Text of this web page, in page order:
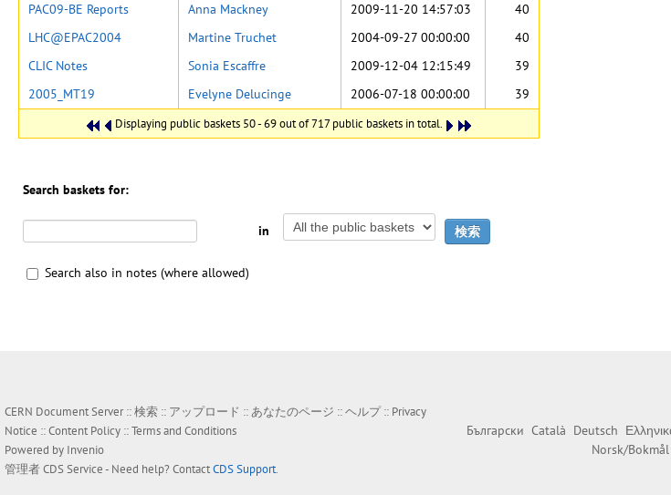
Displaying public baskets 50 - 69 out of 717 public baskets in total.
PAC09-BE Reports
Anna Mackney 2009-11-20 14:57:03
40
LHC@EPAC2004
Martine Truchet 2004-09-27 00:00:00
40
CLIC Notes
Sonia Escaffre 2009-12-04 12:15:49
39
2005_MT19
Evelyne Delucinge 2006-07-18 00:00:00 39
Search baskets for:
in
Search also in notes (where allowed)
CERN Document Server ::検索 :: アップロード ::あなたのページ ::ヘルプ:: Privacy
Notice ::Content Policy ::Terms and Conditions
Powered by Invenio
管理者CDS Service- Need help? ContactCDS Support.
Български Català Deutsch
Norsk/Bokmål